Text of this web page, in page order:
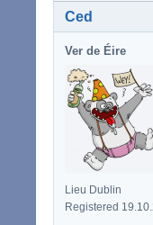
Ced
Ver de Éire
Lieu Dublin
Registered